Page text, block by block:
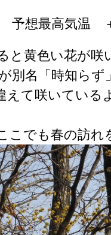
予想最高気
と黄色い花が咲
別名「時知ら
えて咲いてい
こでも春の訪れ